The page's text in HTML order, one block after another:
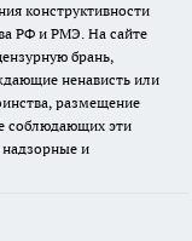
конструктивности
РФ и РМЭ. На сайте
брань,
ненависть или
размещение
соблюдающих эти
надзорные и